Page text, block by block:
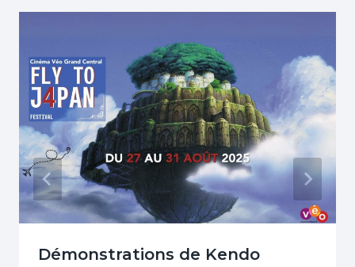
Démonstrations de Kendo